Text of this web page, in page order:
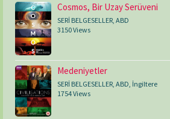
Cosmos, Bir Uzay Serüveni
SERİ BELGESELLER ABD
3150 Views
Medeniyetler
SERİ BELGESELLER ABD İngiltere
1754 Views